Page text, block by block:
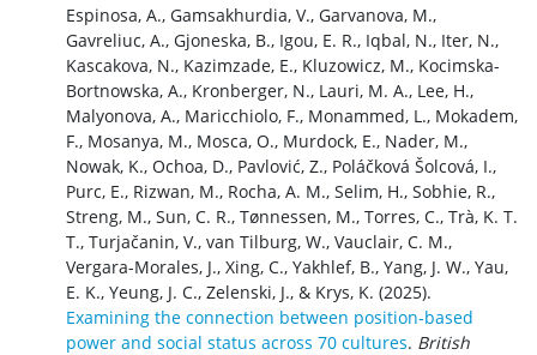
Espinosa, A., Gamsakhurdia, V., Garvanova, M.,
Gavreliuc, A., Gjoneska, B., Igou, E. R., Iqbal, N., Iter, N.,
Kascakova, N., Kazimzade, E., Kluzowicz, M., Kocimska-
Bortnowska, A., Kronberger, N., Lauri, M. A., Lee, H.,
Malyonova, A., Maricchiolo, F., Monammed, L., Mokadem,
F., Mosanya, M., Mosca, O., Murdock, E., Nader, M.,
Nowak, K., Ochoa, D., Pavlović, Z., Poláčková Šolcová, I.,
Purc, E., Rizwan, M., Rocha, A. M., Selim, H., Sobhie, R.,
Streng, M., Sun, C. R., Tønnessen, M., Torres, C., Trà, K. T.
T., Turjačanin, V., van Tilburg, W., Vauclair, C. M.,
Vergara-Morales, J., Xing, C., Yakhlef, B., Yang, J. W., Yau,
E. K., Yeung, J. C., Zelenski, J., & Krys, K. (2025).
Examining the connection between position‐based
power and social status across 70 cultures. British